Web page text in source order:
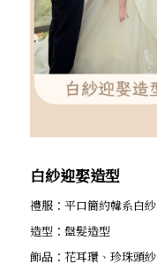
白紗迎娶造型
禮服：平口簡約韓系白紗
造型：盤髮造型
飾品：花耳環、珍珠頭紗